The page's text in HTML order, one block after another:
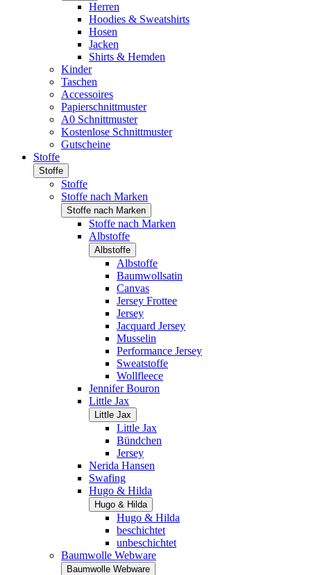
Herren
Hoodies & Sweatshirts
Hosen
Jacken
Shirts & Hemden
Kinder
Taschen
Accessoires
Papierschnittmuster
A0 Schnittmuster
Kostenlose Schnittmuster
Gutscheine
Stoffe
Stoffe
Stoffe
Stoffe nach Marken
Stoffe nach Marken
Stoffe nach Marken
Albstoffe
Albstoffe
Albstoffe
Baumwollsatin
Canvas
Jersey Frottee
Jersey
Jacquard Jersey
Musselin
Performance Jersey
Sweatstoffe
Wollfleece
Jennifer Bouron
Little Jax
Little Jax
Little Jax
Bündchen
Jersey
Nerida Hansen
Swafing
Hugo & Hilda
Hugo & Hilda
Hugo & Hilda
beschichtet
unbeschichtet
Baumwolle Webware
Baumwolle Webware